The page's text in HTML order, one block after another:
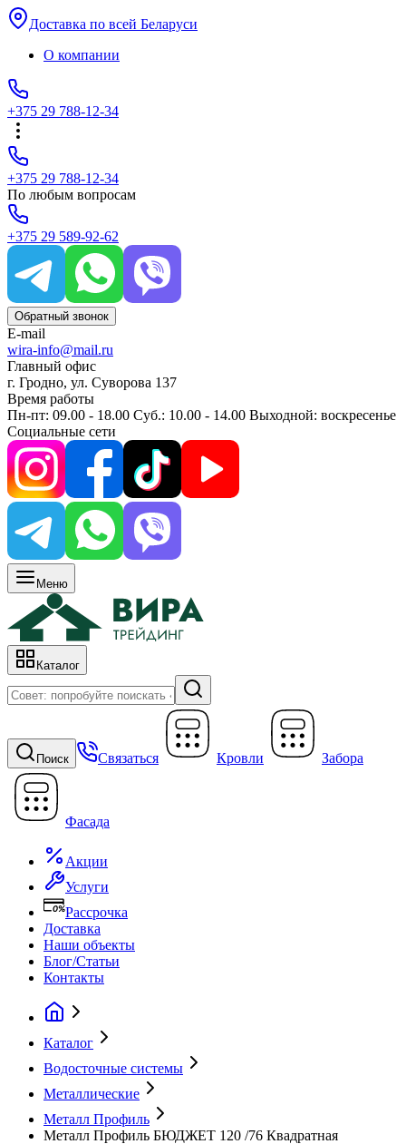
Доставка по всей Беларуси
О компании
+375 29 788-12-34
+375 29 788-12-34
По любым вопросам
+375 29 589-92-62
Обратный звонок
E-mail
wira-info@mail.ru
Главный офис
г. Гродно, ул. Суворова 137
Время работы
Пн-пт: 09.00 - 18.00 Суб.: 10.00 - 14.00 Выходной: воскресенье
Социальные сети
Меню
Каталог
Поиск Связаться Кровли Забора
Фасада
Акции
Услуги
Рассрочка
Доставка
Наши объекты
Блог/Статьи
Контакты
Каталог
Водосточные системы
Металлические
Металл Профиль
Металл Профиль БЮДЖЕТ 120 /76 Квадратная